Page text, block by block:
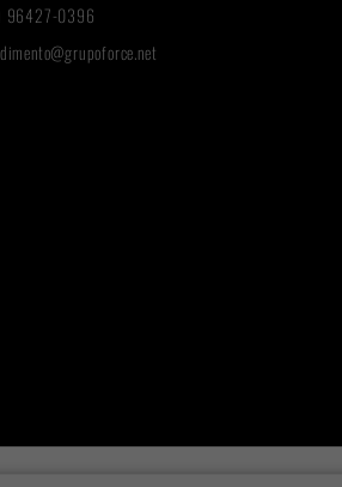
96427-0396